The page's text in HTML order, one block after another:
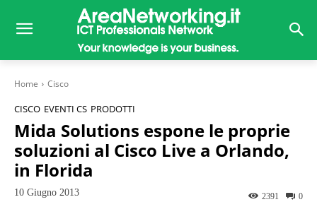
Home Cisco
CISCO EVENTI CS PRODOTTI
Mida Solutions espone le proprie
soluzioni al Cisco Live a Orlando,
in Florida
10 Giugno 2013 0
2391